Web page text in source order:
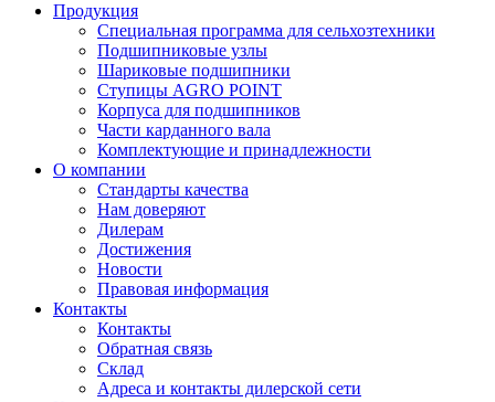
Продукция
Специальная программа для сельхозтехники
Подшипниковые узлы
Шариковые подшипники
Ступицы AGRO POINT
Корпуса для подшипников
Части карданного вала
Комплектующие и принадлежности
О компании
Стандарты качества
Нам доверяют
Дилерам
Достижения
Новости
Правовая информация
Контакты
Контакты
Обратная связь
Склад
Адреса и контакты дилерской сети